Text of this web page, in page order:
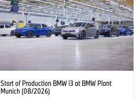
Start of Production BMW i3 at BMW Plant
Munich (08/2026)